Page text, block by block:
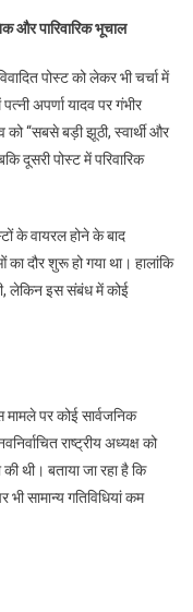
और पारिवारिक भूचाल
पोस्ट को लेकर भी चर्चा में
अपर्णा यादव पर गंभीर
को “सबसे बड़ी झूठी, स्वार्थी और
दूसरी पोस्ट में परिवारिक
के वायरल होने के बाद
दौर शुरू हो गया था। हालांकि
लेकिन इस संबंध में कोई
मामले पर कोई सार्वजनिक
राष्ट्रीय अध्यक्ष को
थी। बताया जा रहा है कि
सामान्य गतिविधियां कम